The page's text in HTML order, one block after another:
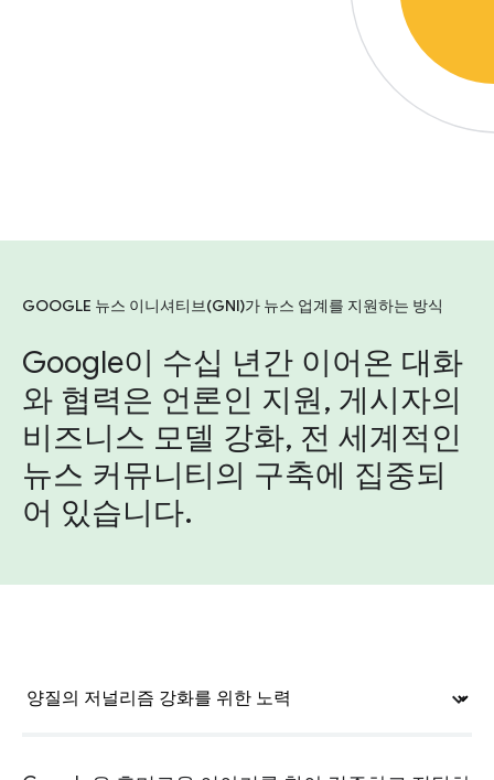
GOOGLE 뉴스 이니셔티브(GNI)가 뉴스 업계를 지원하는 방식
Google이 수십 년간 이어온 대화
와 협력은 언론인 지원, 게시자의
비즈니스 모델 강화, 전 세계적인
뉴스 커뮤니티의 구축에 집중되
어 있습니다.
expand_more